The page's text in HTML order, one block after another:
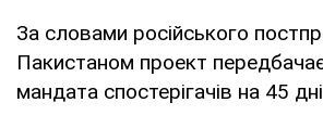
За словами російського
Пакистаном проект
мандата спостерігачів на 45